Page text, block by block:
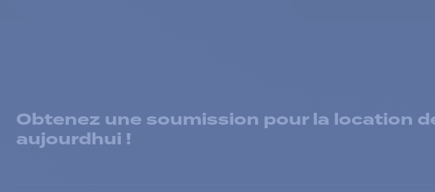
Obtenez une soumission pour la location
aujourdhui !